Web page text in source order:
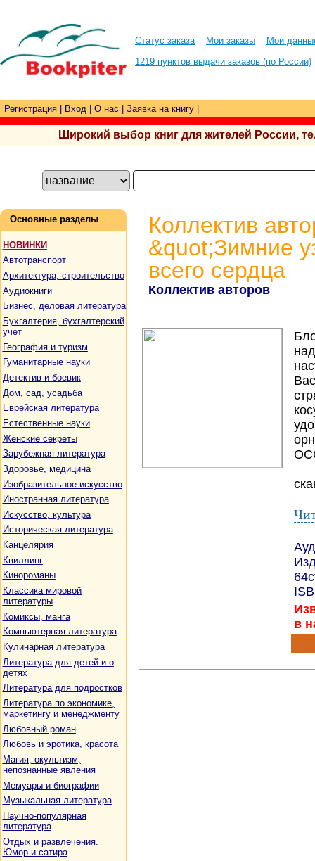
Статус заказа Мои заказы
Мои
1219 пунктов выдачи заказов (по России)
Регистрация Вход О нас Заявка на книгу
Широкий выбор книг для жителей России,
Основные разделы
НОВИНКИ
Автотранспорт
Архитектура, строительство
Аудиокниги
Бизнес, деловая литература
Бухгалтерия, бухгалтерский
учет
География и туризм
Гуманитарные науки
Детектив и боевик
Дом, сад, усадьба
Еврейская литература
Естественные науки
Женские секреты
Зарубежная литература
Здоровье, медицина
Изобразительное искусство
Иностранная литература
Искусство, культура
Историческая литература
Канцелярия
Квиллинг
Кинороманы
Классика мировой
литературы
Комиксы, манга
Компьютерная литература
Кулинарная литература
Литература для детей и о
детях
Литература для подростков
Литература по экономике,
маркетингу и менеджменту
Любовный роман
Любовь и эротика, красота
Магия, окультизм,
непознанные явления
Мемуары и биографии
Музыкальная литература
Научно-популярная
литература
Отдых и развлечения.
Юмор и сатира
Коллектив
&quot;Зимние
всего сердца
Коллектив авторов
в